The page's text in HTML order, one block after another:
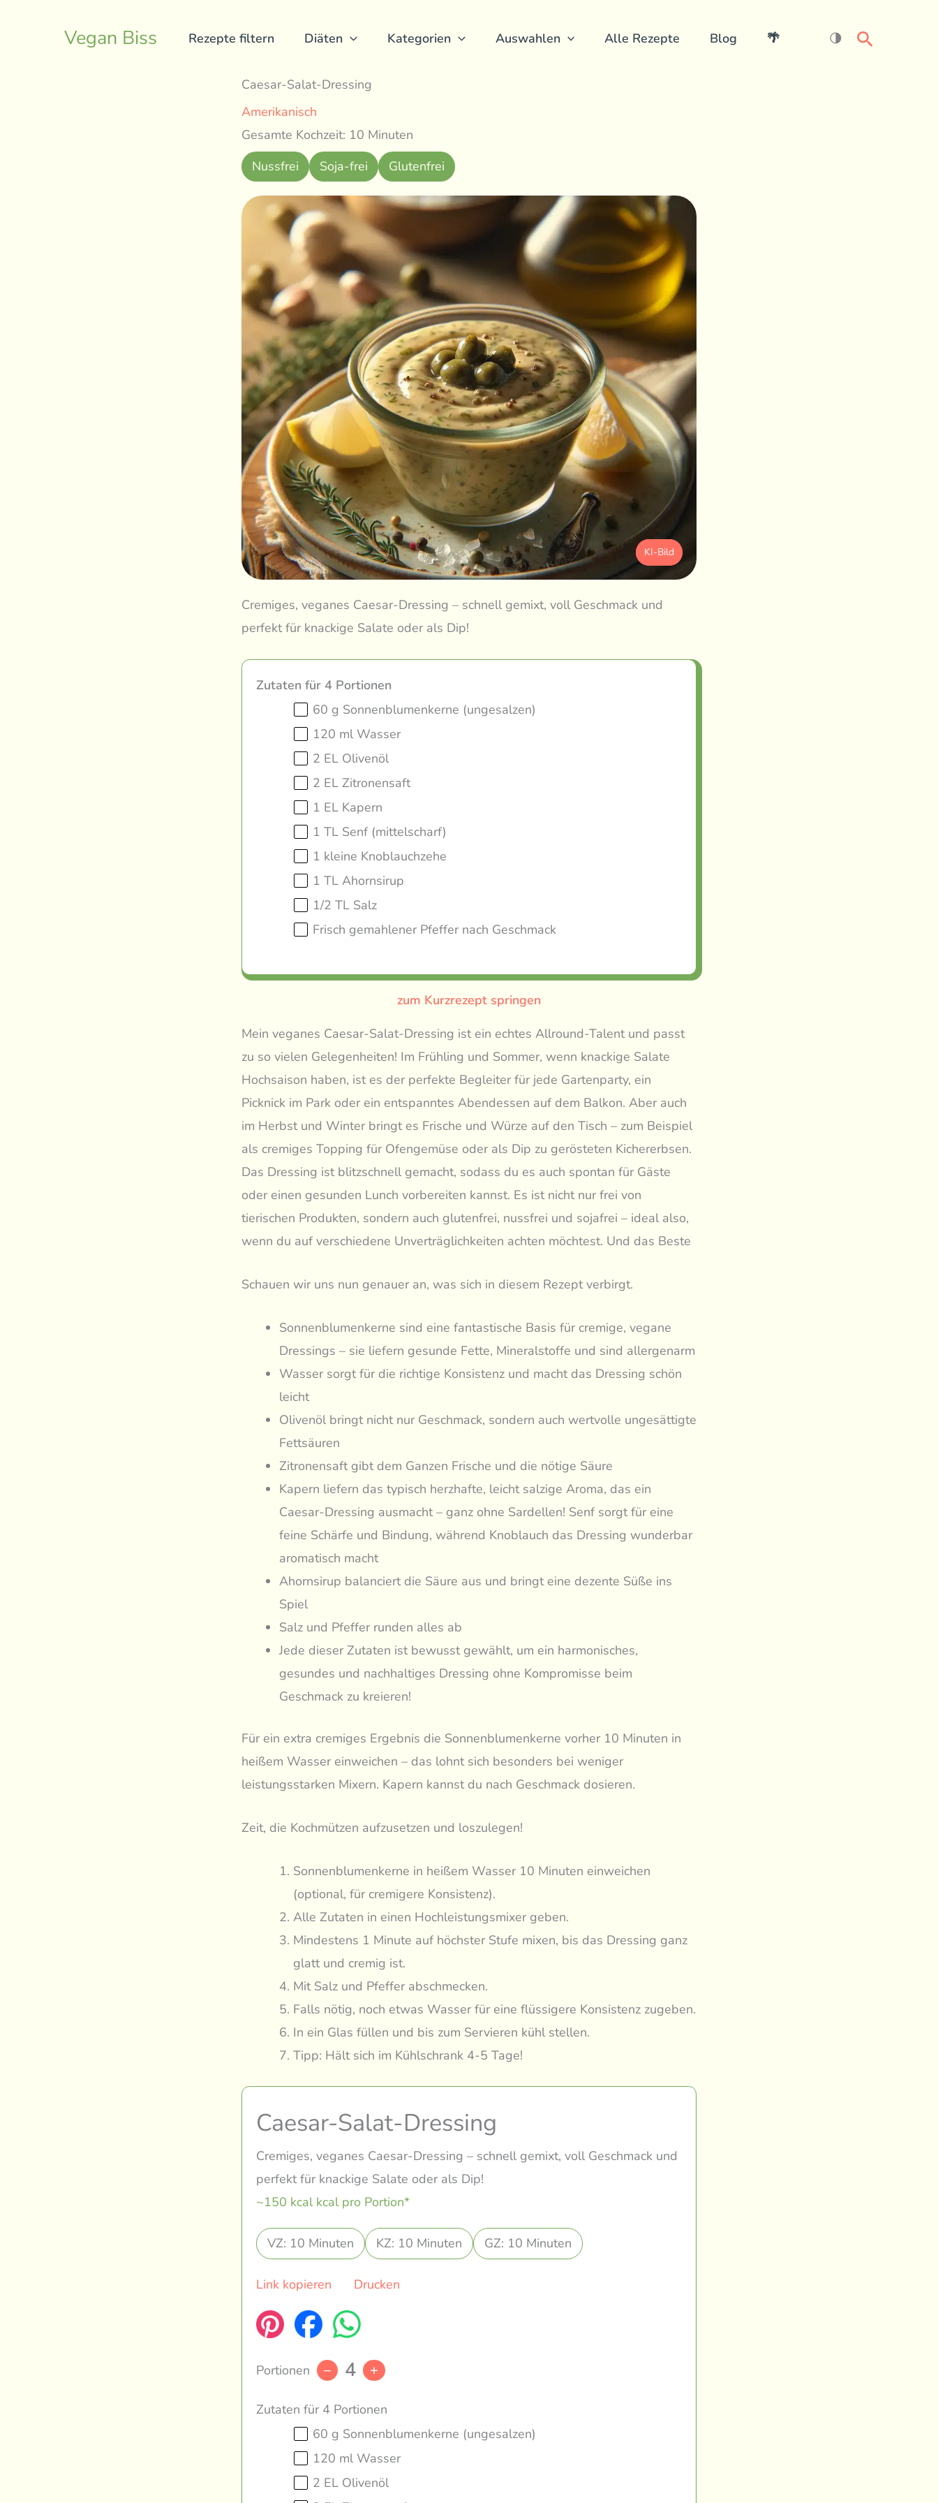
Vegan Biss Rezepte filtern Diäten Kategorien Auswahlen Alle Rezepte Blog 🌴 🌗 Search
Caesar-Salat-Dressing
Amerikanisch
Gesamte Kochzeit: 10 Minuten
Nussfrei
Soja-frei Glutenfrei
KI-Bild
Cremiges, veganes Caesar-Dressing – schnell gemixt, voll Geschmack und
perfekt für knackige Salate oder als Dip!
Zutaten für 4 Portionen
60 g Sonnenblumenkerne (ungesalzen)
120 ml Wasser
2 EL Olivenöl
2 EL Zitronensaft
1 EL Kapern
1 TL Senf (mittelscharf)
1 kleine Knoblauchzehe
1 TL Ahornsirup
1/2 TL Salz
Frisch gemahlener Pfeffer nach Geschmack
zum Kurzrezept springen
Mein veganes Caesar-Salat-Dressing ist ein echtes Allround-Talent und passt
zu so vielen Gelegenheiten! Im Frühling und Sommer, wenn knackige Salate
Hochsaison haben, ist es der perfekte Begleiter für jede Gartenparty, ein
Picknick im Park oder ein entspanntes Abendessen auf dem Balkon. Aber auch
im Herbst und Winter bringt es Frische und Würze auf den Tisch – zum Beispiel
als cremiges Topping für Ofengemüse oder als Dip zu gerösteten Kichererbsen.
Das Dressing ist blitzschnell gemacht, sodass du es auch spontan für Gäste
oder einen gesunden Lunch vorbereiten kannst. Es ist nicht nur frei von
tierischen Produkten, sondern auch glutenfrei, nussfrei und sojafrei – ideal also,
wenn du auf verschiedene Unverträglichkeiten achten möchtest. Und das Beste
Schauen wir uns nun genauer an, was sich in diesem Rezept verbirgt.
Sonnenblumenkerne sind eine fantastische Basis für cremige, vegane
Dressings – sie liefern gesunde Fette, Mineralstoffe und sind allergenarm
Wasser sorgt für die richtige Konsistenz und macht das Dressing schön
leicht
Olivenöl bringt nicht nur Geschmack, sondern auch wertvolle ungesättigte
Fettsäuren
Zitronensaft gibt dem Ganzen Frische und die nötige Säure
Kapern liefern das typisch herzhafte, leicht salzige Aroma, das ein
Caesar-Dressing ausmacht – ganz ohne Sardellen! Senf sorgt für eine
feine Schärfe und Bindung, während Knoblauch das Dressing wunderbar
aromatisch macht
Ahornsirup balanciert die Säure aus und bringt eine dezente Süße ins
Spiel
Salz und Pfeffer runden alles ab
Jede dieser Zutaten ist bewusst gewählt, um ein harmonisches,
gesundes und nachhaltiges Dressing ohne Kompromisse beim
Geschmack zu kreieren!
Für ein extra cremiges Ergebnis die Sonnenblumenkerne vorher 10 Minuten in
heißem Wasser einweichen – das lohnt sich besonders bei weniger
leistungsstarken Mixern. Kapern kannst du nach Geschmack dosieren.
Zeit, die Kochmützen aufzusetzen und loszulegen!
Sonnenblumenkerne in heißem Wasser 10 Minuten einweichen
(optional, für cremigere Konsistenz).
Alle Zutaten in einen Hochleistungsmixer geben.
Mindestens 1 Minute auf höchster Stufe mixen, bis das Dressing ganz
glatt und cremig ist.
Mit Salz und Pfeffer abschmecken.
Falls nötig, noch etwas Wasser für eine flüssigere Konsistenz zugeben.
In ein Glas füllen und bis zum Servieren kühl stellen.
Tipp: Hält sich im Kühlschrank 4-5 Tage!
Caesar-Salat-Dressing
Cremiges, veganes Caesar-Dressing – schnell gemixt, voll Geschmack und
perfekt für knackige Salate oder als Dip!
~150 kcal kcal pro Portion*
VZ: 10 Minuten KZ: 10 Minuten GZ: 10 Minuten
Link kopieren Drucken
Portionen – 4 +
Zutaten für 4 Portionen
60 g Sonnenblumenkerne (ungesalzen)
120 ml Wasser
2 EL Olivenöl